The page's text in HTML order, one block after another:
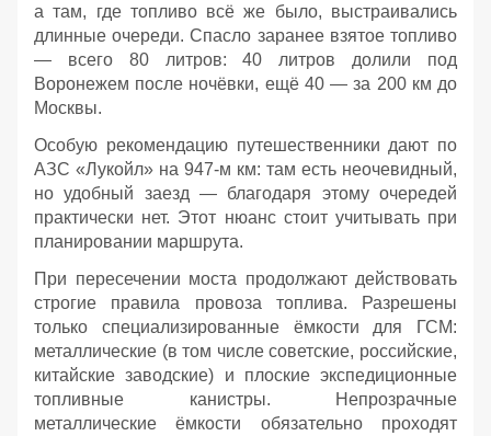
а там, где топливо всё же было, выстраивались
длинные очереди. Спасло заранее взятое топливо
— всего 80 литров: 40 литров долили под
Воронежем после ночёвки, ещё 40 — за 200 км до
Москвы.
Особую рекомендацию путешественники дают по
АЗС «Лукойл» на 947‑м км: там есть неочевидный,
но удобный заезд — благодаря этому очередей
практически нет. Этот нюанс стоит учитывать при
планировании маршрута.
При пересечении моста продолжают действовать
строгие правила провоза топлива. Разрешены
только специализированные ёмкости для ГСМ:
металлические (в том числе советские, российские,
китайские заводские) и плоские экспедиционные
топливные канистры. Непрозрачные
металлические ёмкости обязательно проходят